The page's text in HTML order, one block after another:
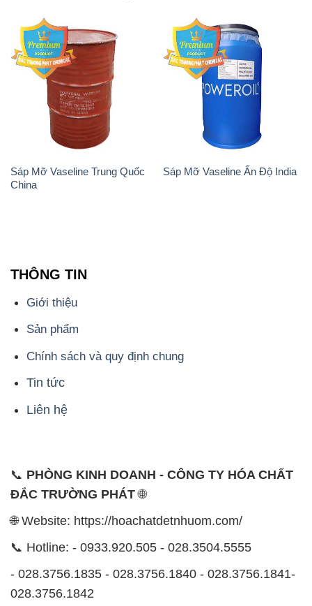
Sáp Mỡ Vaseline Trung Quốc
China
Sáp Mỡ Vaseline Ấn Độ India
THÔNG TIN
Giới thiệu
Sản phẩm
Chính sách và quy định chung
Tin tức
Liên hệ
📞 PHÒNG KINH DOANH - CÔNG TY HÓA CHẤT
ĐẮC TRƯỜNG PHÁT🌐
🌐 Website: https://hoachatdetnhuom.com/
📞 Hotline: - 0933.920.505 - 028.3504.5555
- 028.3756.1835 - 028.3756.1840 - 028.3756.1841-
028.3756.1842